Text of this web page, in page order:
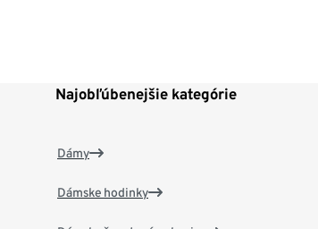
Najobľúbenejšie kategórie
Dámy
Dámske hodinky